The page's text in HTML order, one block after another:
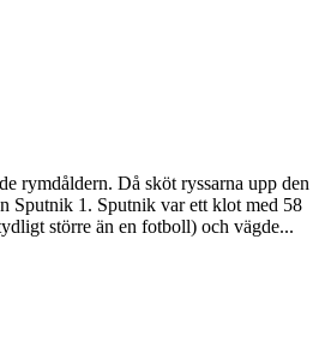
rymdåldern. Då sköt ryssarna upp den
Sputnik 1. Sputnik var ett klot med 58
större än en fotboll) och vägde...